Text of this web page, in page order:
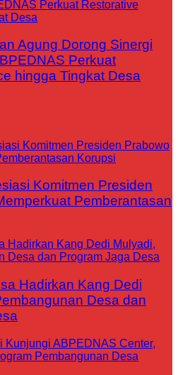
Agung Dorong Sinergi
Perkuat
hingga Tingkat Desa
Komitmen Presiden
Pemberantasan
Hadirkan Kang Dedi
Desa dan